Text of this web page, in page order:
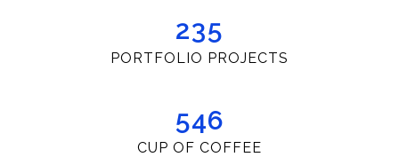
235
PORTFOLIO PROJECTS
546
CUP OF COFFEE